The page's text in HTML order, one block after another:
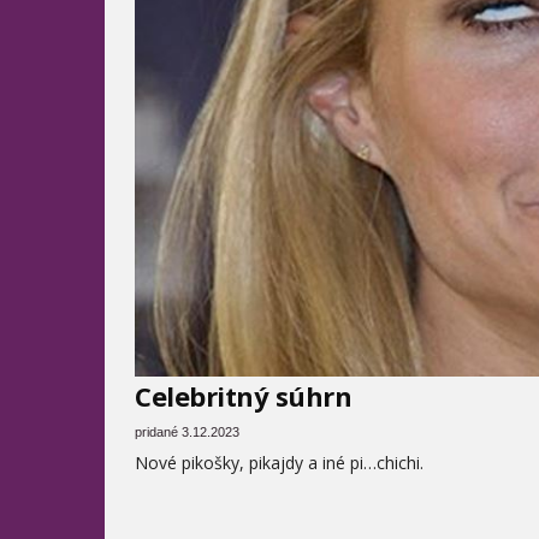
Celebritný súhrn
pridané 3.12.2023
Nové pikošky, pikajdy a iné pi…chichi.